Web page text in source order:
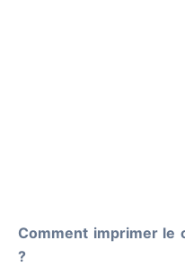
Comment imprimer le
?